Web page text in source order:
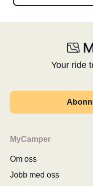
Your ride
MyCamper
Om oss
Jobb med oss